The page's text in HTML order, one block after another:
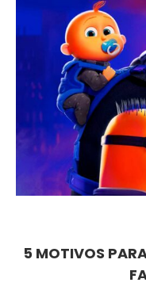
5 MOTIVOS